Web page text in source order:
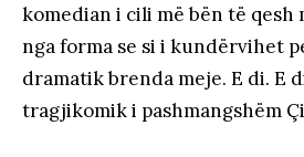
komedian i cili më bën të qesh
nga forma se si i kundërvihet
dramatik brenda meje. E di. E
tragjikomik i pashmangshëm